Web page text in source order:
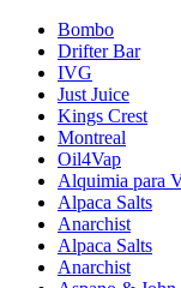
Bombo
Drifter Bar
IVG
Just Juice
Kings Crest
Montreal
Oil4Vap
Alquimia para
Alpaca Salts
Anarchist
Alpaca Salts
Anarchist